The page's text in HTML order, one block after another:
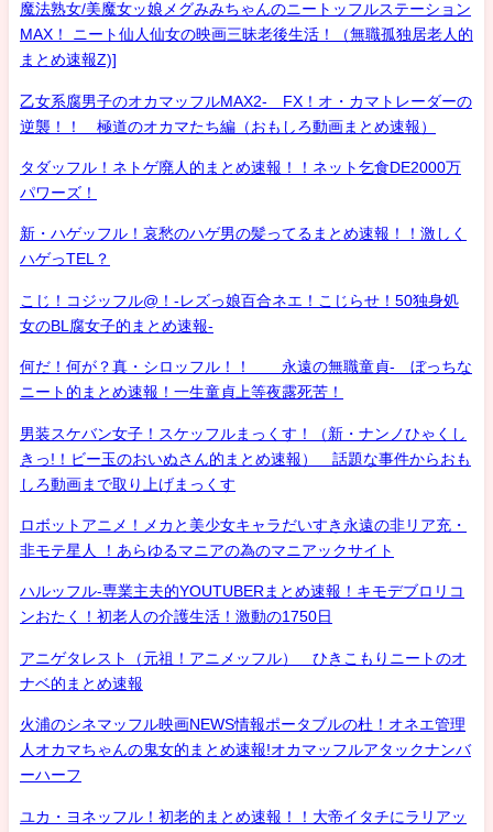
魔法熟女/美魔女ッ娘メグみみちゃんのニートッフルステーション
MAX！ ニート仙人仙女の映画三昧老後生活！（無職孤独居老人的
まとめ速報Z)]
乙女系腐男子のオカマッフルMAX2- FX！オ・カマトレーダーの
逆襲！！ 極道のオカマたち編（おもしろ動画まとめ速報）
タダッフル！ネトゲ廃人的まとめ速報！！ネット乞食DE2000万
パワーズ！
新・ハゲッフル！哀愁のハゲ男の髪ってるまとめ速報！！激しく
ハゲっTEL？
こじ！コジッフル@！-レズっ娘百合ネエ！こじらせ！50独身処
女のBL腐女子的まとめ速報-
何だ！何が？真・シロッフル！！ 永遠の無職童貞- ぼっちな
ニート的まとめ速報！一生童貞上等夜露死苦！
男装スケバン女子！スケッフルまっくす！（新・ナンノひゃくし
きっ!！ビー玉のおいぬさん的まとめ速報） 話題な事件からおも
しろ動画まで取り上げまっくす
ロボットアニメ！メカと美少女キャラだいすき永遠の非リア充・
非モテ星人 ！あらゆるマニアの為のマニアックサイト
ハルッフル-専業主夫的YOUTUBERまとめ速報！キモデブロリコ
ンおたく！初老人の介護生活！激動の1750日
アニゲタレスト（元祖！アニメッフル） ひきこもりニートのオ
ナベ的まとめ速報
火浦のシネマッフル映画NEWS情報ポータブルの杜！オネエ管理
人オカマちゃんの鬼女的まとめ速報!オカマッフルアタックナンバ
ーハーフ
ユカ・ヨネッフル！初老的まとめ速報！！大帝イタチにラリアッ